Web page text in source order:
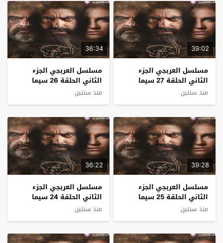
39:02
مسلسل العربجي الجزء
الثاني الحلقة 27 سيما
كلوب
منذ سنتين
36:34
مسلسل العربجي الجزء
الثاني الحلقة 26 سيما
كلوب
منذ سنتين
39:28
مسلسل العربجي الجزء
الثاني الحلقة 25 سيما
كلوب
منذ سنتين
36:22
مسلسل العربجي الجزء
الثاني الحلقة 24 سيما
كلوب
منذ سنتين